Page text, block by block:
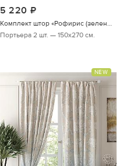
5 220
Комплект штор «Рофирис (зеленый)»
Портьера 2 шт. — 150х270 см.
NEW